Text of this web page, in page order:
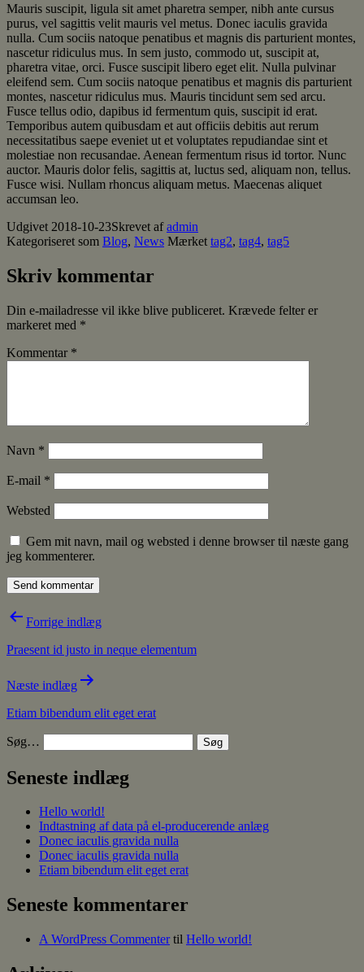
Mauris suscipit, ligula sit amet pharetra semper, nibh ante cursus
purus, vel sagittis velit mauris vel metus. Donec iaculis gravida
nulla. Cum sociis natoque penatibus et magnis dis parturient montes,
nascetur ridiculus mus. In sem justo, commodo ut, suscipit at,
pharetra vitae, orci. Fusce suscipit libero eget elit. Nulla pulvinar
eleifend sem. Cum sociis natoque penatibus et magnis dis parturient
montes, nascetur ridiculus mus. Mauris tincidunt sem sed arcu.
Fusce tellus odio, dapibus id fermentum quis, suscipit id erat.
Temporibus autem quibusdam et aut officiis debitis aut rerum
necessitatibus saepe eveniet ut et voluptates repudiandae sint et
molestiae non recusandae. Aenean fermentum risus id tortor. Nunc
auctor. Mauris dolor felis, sagittis at, luctus sed, aliquam non, tellus.
Fusce wisi. Nullam rhoncus aliquam metus. Maecenas aliquet
accumsan leo.
Udgivet 2018-10-23Skrevet afadmin
Kategoriseret som Blog, News Mærket tag2, tag4, tag5
Skriv kommentar
Din e-mailadresse vil ikke blive publiceret. Krævede felter er
markeret med *
Kommentar *
Navn *
E-mail *
Websted
Gem mit navn, mail og websted i denne browser til næste gang
jeg kommenterer.
Indlægsnavigation
Forrige indlæg
Praesent id justo in neque elementum
Næste indlæg
Etiam bibendum elit eget erat
Søg…
Seneste indlæg
Hello world!
Indtastning af data på el-producerende anlæg
Donec iaculis gravida nulla
Donec iaculis gravida nulla
Etiam bibendum elit eget erat
Seneste kommentarer
A WordPress Commentertil Hello world!